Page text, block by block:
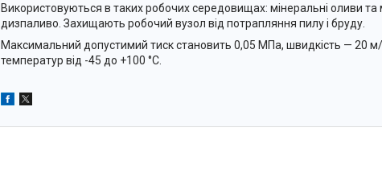
Використовуються в таких робочих середовищах: мінеральні оливи та
дизпаливо. Захищають робочий вузол від потрапляння пилу і бруду.
Максимальний допустимий тиск становить 0,05 МПа, швидкість — 20
температур від -45 до +100 °C.